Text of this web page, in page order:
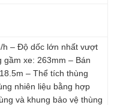
h – Độ dốc lớn nhất vượt
gầm xe: 263mm – Bán
– Thể tích thùng
nhiên liệu bằng hợp
và khung bảo vệ thùng